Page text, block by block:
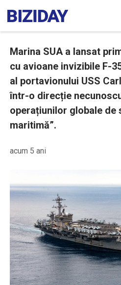
Marina SUA a lansat
cu avioane invizibile F-
al portavionului USS
într-o direcție
operațiunilor globale de
maritimă”.
acum 5 ani